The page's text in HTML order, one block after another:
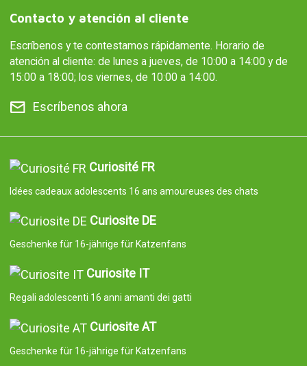
Contacto y atención al cliente
Escríbenos y te contestamos rápidamente. Horario de
atención al cliente: de lunes a jueves, de 10:00 a 14:00 y de
15:00 a 18:00; los viernes, de 10:00 a 14:00.
Escríbenos ahora
Curiosité FR
Idées cadeaux adolescents 16 ans amoureuses des chats
Curiosite DE
Geschenke für 16-jährige für Katzenfans
Curiosite IT
Regali adolescenti 16 anni amanti dei gatti
Curiosite AT
Geschenke für 16-jährige für Katzenfans